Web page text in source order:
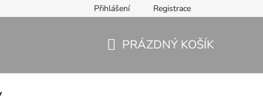
Přihlášení Registrace
PRÁZDNÝ KOŠÍK